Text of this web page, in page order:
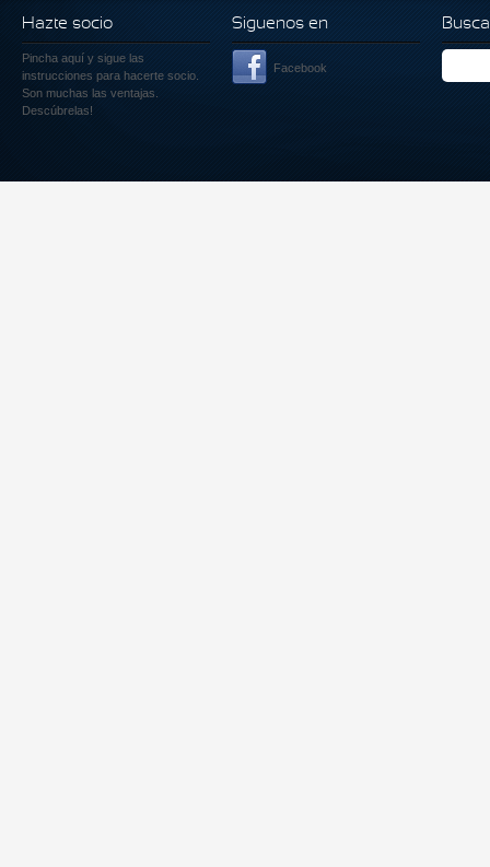
Hazte socio
Pincha aquí y sigue las
instrucciones para hacerte socio.
Son muchas las ventajas.
Descúbrelas!
Siguenos en
Facebook